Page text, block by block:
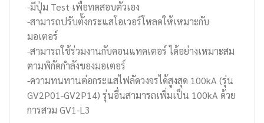
-มีปุ่ม Test เพื่อทดสอบตัวเอง
-สามารถปรับตั้งกระแสโอเวอร์โหลดให้เหมาะกับ
มอเตอร์
-สามารถใช้ร่วมงานกับคอนแทคเตอร์ ได้อย่างเหมาะสม
ตามพิกัดกำลังของมอเตอร์
-ความทนทานต่อกระแสไฟลัดวงจรได้สูงสุด 100kA (รุ่น
GV2P01-GV2P14) รุ่นอื่นสามารถเพิ่มเป็น 100kA ด้วย
การสวม GV1-L3